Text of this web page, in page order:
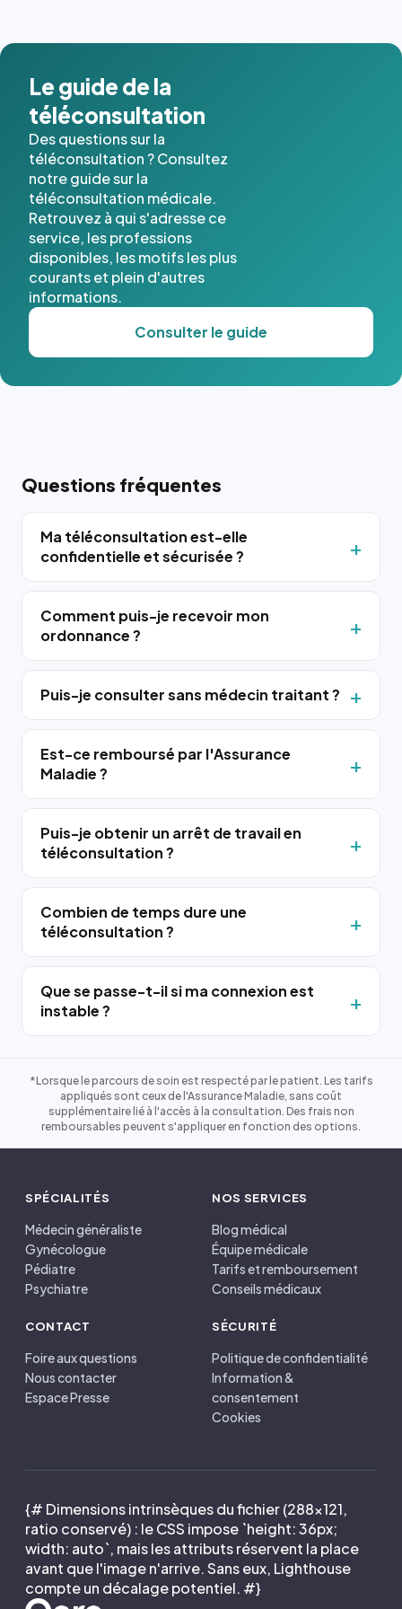
Le guide de la
téléconsultation
Des questions sur la
téléconsultation ? Consultez
notre guide sur la
téléconsultation médicale.
Retrouvez à qui s'adresse ce
service, les professions
disponibles, les motifs les plus
courants et plein d'autres
informations.
Consulter le guide
Questions fréquentes
Ma téléconsultation est-elle
confidentielle et sécurisée ?
Comment puis-je recevoir mon
ordonnance ?
Puis-je consulter sans médecin traitant ?
Est-ce remboursé par l'Assurance
Maladie ?
Puis-je obtenir un arrêt de travail en
téléconsultation ?
Combien de temps dure une
téléconsultation ?
Que se passe-t-il si ma connexion est
instable ?
*Lorsque le parcours de soin est respecté par le patient. Les tarifs
appliqués sont ceux de l'Assurance Maladie, sans coût
supplémentaire lié à l'accès à la consultation. Des frais non
remboursables peuvent s'appliquer en fonction des options.
SPÉCIALITÉS
Médecin généraliste
Gynécologue
Pédiatre
Psychiatre
NOS SERVICES
Blog médical
Équipe médicale
Tarifs et remboursement
Conseils médicaux
CONTACT
Foire aux questions
Nous contacter
Espace Presse
SÉCURITÉ
Politique de confidentialité
Information &
consentement
Cookies
{# Dimensions intrinsèques du fichier (288×121,
ratio conservé) : le CSS impose `height: 36px;
width: auto`, mais les attributs réservent la place
avant que l'image n'arrive. Sans eux, Lighthouse
compte un décalage potentiel. #}